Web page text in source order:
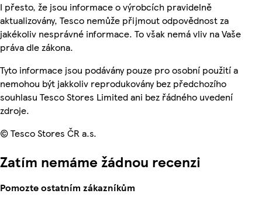
I přesto, že jsou informace o výrobcích pravidelně
aktualizovány, Tesco nemůže přijmout odpovědnost za
jakékoliv nesprávné informace. To však nemá vliv na Vaše
práva dle zákona.
Tyto informace jsou podávány pouze pro osobní použití a
nemohou být jakkoliv reprodukovány bez předchozího
souhlasu Tesco Stores Limited ani bez řádného uvedení
zdroje.
© Tesco Stores ČR a.s.
Zatím nemáme žádnou recenzi
Pomozte ostatním zákazníkům